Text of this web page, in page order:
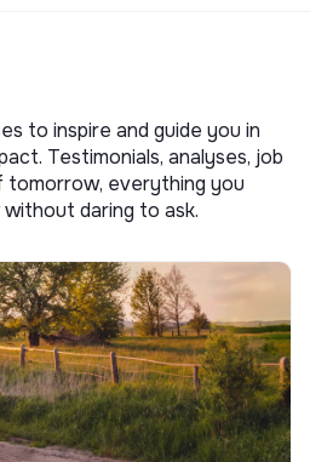
to inspire and guide you in
Testimonials, analyses, job
tomorrow, everything you
daring to ask.